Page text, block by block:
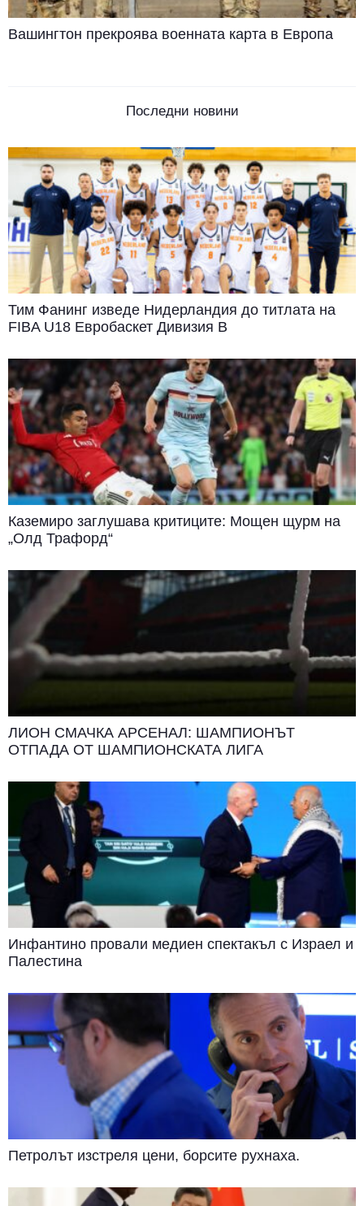
Вашингтон прекроява военната карта в Европа
Последни новини
Тим Фанинг изведе Нидерландия до титлата на
FIBA U18 Евробаскет Дивизия B
Каземиро заглушава критиците: Мощен щурм на
„Олд Трафорд“
ЛИОН СМАЧКА АРСЕНАЛ: ШАМПИОНЪТ
ОТПАДА ОТ ШАМПИОНСКАТА ЛИГА
Инфантино провали медиен спектакъл с Израел и
Палестина
Петролът изстреля цени, борсите рухнаха.